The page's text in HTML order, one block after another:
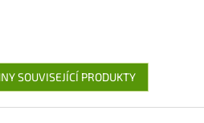
SOUVISEJÍCÍ PRODUKTY